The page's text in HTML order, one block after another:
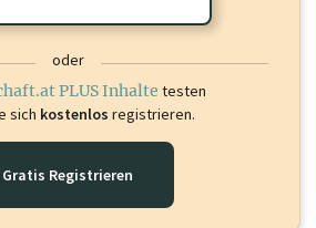
oder
PLUS Inhalte testen
sich kostenlos registrieren.
Gratis Registrieren